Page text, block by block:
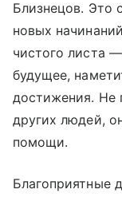
Близнецов. Это
новых
чистого листа
будущее,
достижения. Не
других людей,
помощи.
Благоприятные